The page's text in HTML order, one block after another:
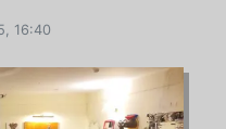
16:40